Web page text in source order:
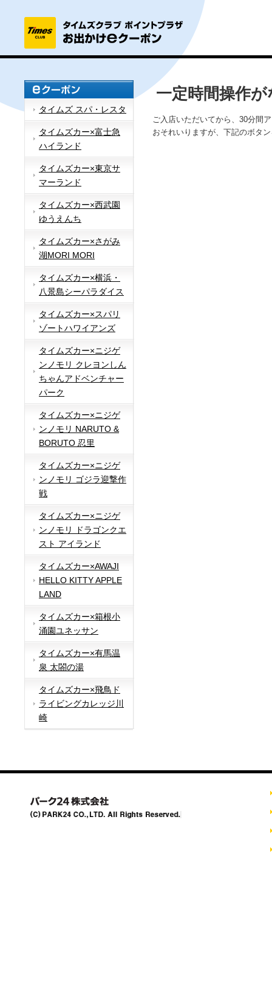
タイムズ スパ・レスタ
タイムズカー×富士急
ハイランド
タイムズカー×東京サ
マーランド
タイムズカー×西武園
ゆうえんち
タイムズカー×さがみ
湖MORI MORI
タイムズカー×横浜・
八景島シーパラダイス
タイムズカー×スパリ
ゾートハワイアンズ
タイムズカー×ニジゲ
ンノモリ クレヨンしん
ちゃんアドベンチャー
パーク
タイムズカー×ニジゲ
ンノモリ NARUTO &
BORUTO 忍里
タイムズカー×ニジゲ
ンノモリ ゴジラ迎撃作
戦
タイムズカー×ニジゲ
ンノモリ ドラゴンクエ
スト アイランド
タイムズカー×AWAJI
HELLO KITTY APPLE
LAND
タイムズカー×箱根小
涌園ユネッサン
タイムズカー×有馬温
泉 太閤の湯
タイムズカー×飛鳥ド
ライビングカレッジ川
崎
一定時間操作
ご入店いただいてから、30分間
おそれいりますが、下記のボタ